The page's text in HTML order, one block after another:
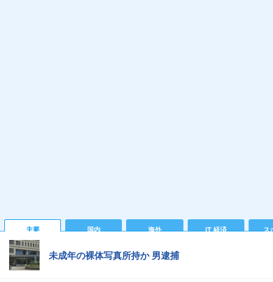
主要 国内 海外 IT 経済 ス
未成年の裸体写真所持か 男逮捕